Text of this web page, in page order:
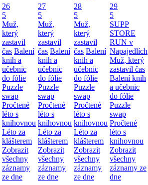
26
5
Muž,
který
zastavil
čas Balení
knih a
učebnic
do fólie
Puzzle
swap
Pročtené
léto s
knihovnou
Léto za
klášterem
Zobrazit
všechny
záznamy
ze dne
27
5
Muž,
který
zastavil
čas Balení
knih a
učebnic
do fólie
Puzzle
swap
Pročtené
léto s
knihovnou
Léto za
klášterem
Zobrazit
všechny
záznamy
ze dne
28
5
Muž,
který
zastavil
čas Balení
knih a
učebnic
do fólie
Puzzle
swap
Pročtené
léto s
knihovnou
Léto za
klášterem
Zobrazit
všechny
záznamy
ze dne
29
5
SUPP
STORE
RUN v
Napajedlích
Muž, který
zastavil čas
Balení knih
a učebnic
do fólie
Puzzle
swap
Pročtené
léto s
knihovnou
Zobrazit
všechny
záznamy ze
dne